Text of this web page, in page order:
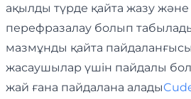
ақылды түрде қайта жазу
перефразалау болып
мазмұнды қайта
жасаушылар үшін пайдалы
жай ғана пайдалана алады